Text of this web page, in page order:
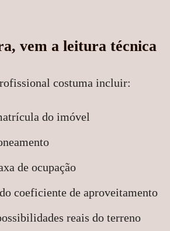
vem a leitura técnica
costuma incluir:
do imóvel
de ocupação
coeficiente de aproveitamento
reais do terreno